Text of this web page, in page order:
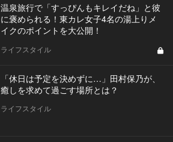
温泉旅行で「すっぴんもキレイだね」と彼
に褒められる！東カレ女子4名の湯上りメ
イクのポイントを大公開！
ライフスタイル
「休日は予定を決めずに…」田村保乃が、
癒しを求めて過ごす場所とは？
ライフスタイル